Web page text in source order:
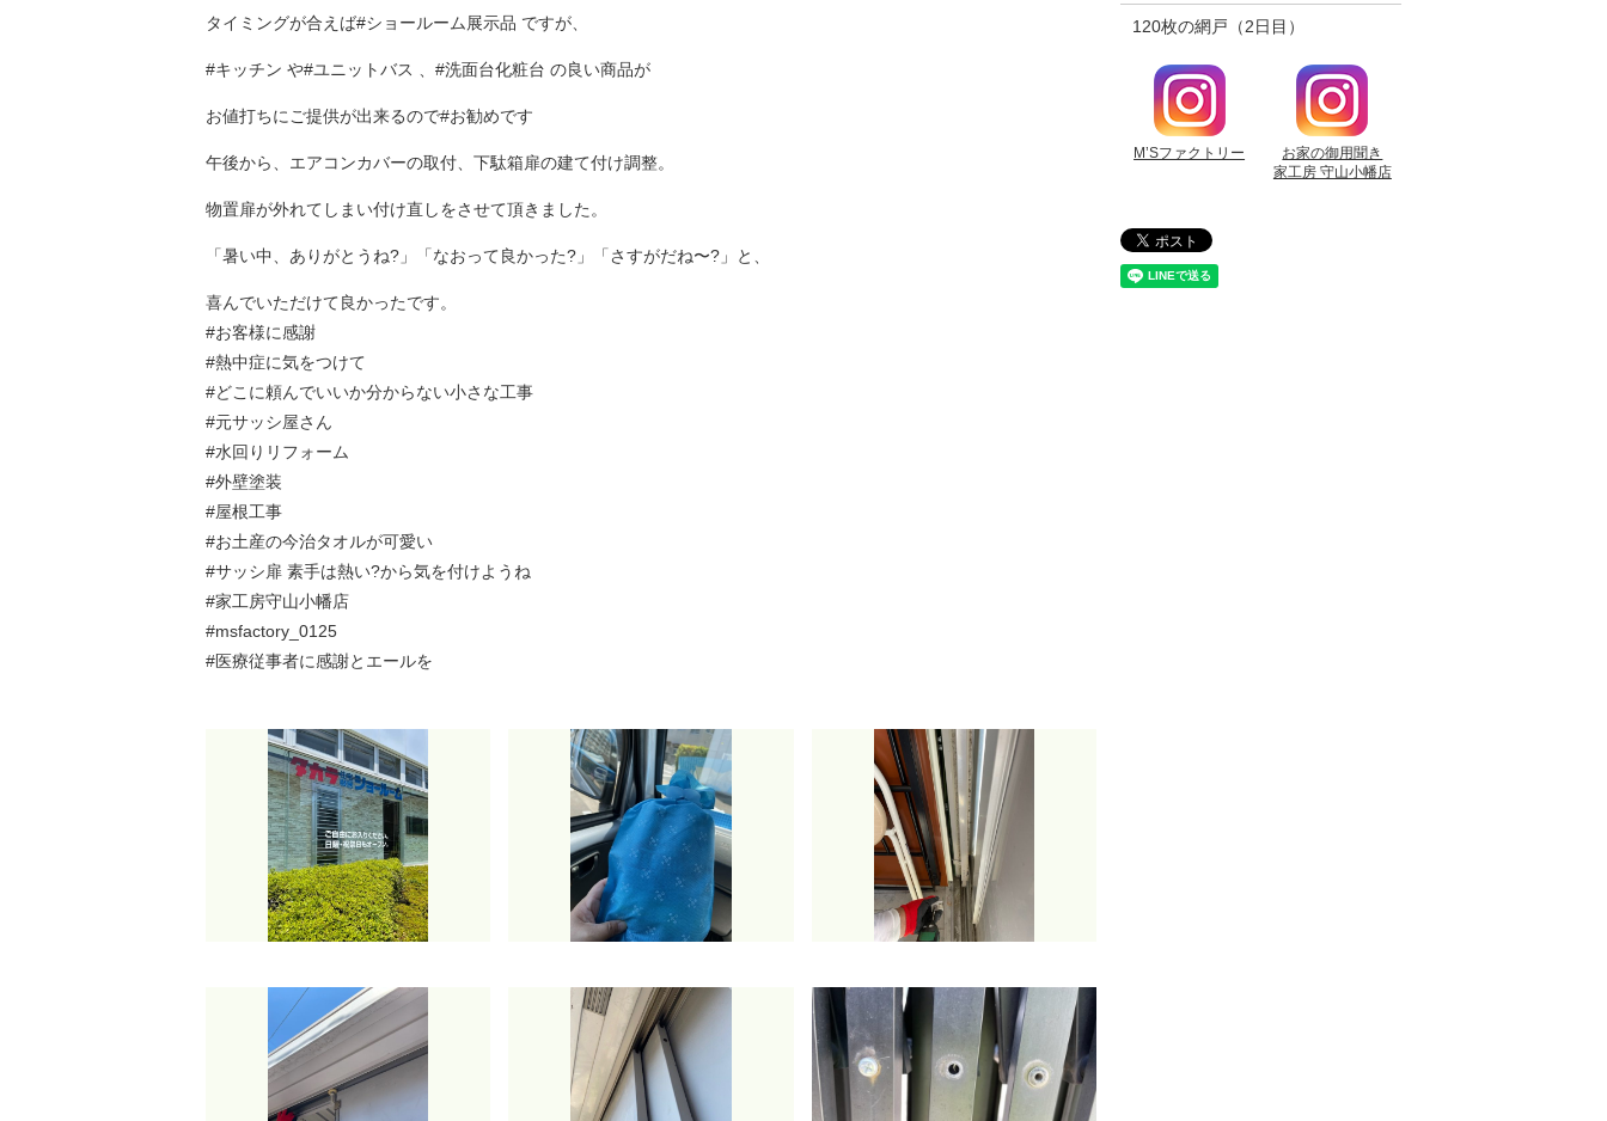
タイミングが合えば#ショールーム展示品 ですが、
#キッチン や#ユニットバス 、#洗面台化粧台 の良い商品が
お値打ちにご提供が出来るので#お勧めです
午後から、エアコンカバーの取付、下駄箱扉の建て付け調整。
物置扉が外れてしまい付け直しをさせて頂きました。
「暑い中、ありがとうね?」「なおって良かった?」「さすがだね〜?」と、
喜んでいただけて良かったです。
#お客様に感謝
#熱中症に気をつけて
#どこに頼んでいいか分からない小さな工事
#元サッシ屋さん
#水回りリフォーム
#外壁塗装
#屋根工事
#お土産の今治タオルが可愛い
#サッシ扉 素手は熱い?から気を付けようね
#家工房守山小幡店
#msfactory_0125
#医療従事者に感謝とエールを
120枚の網戸（2日目）
M’Sファクトリー
お家の御用聞き
家工房 守山小幡店